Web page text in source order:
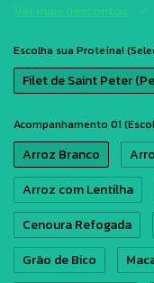
Ver mais descontos
Escolha sua Proteína!
Filet de Saint Peter
Acompanhamento 01
Arroz Branco
Arroz com Lentilha
Cenoura Refogada
Grão de Bico